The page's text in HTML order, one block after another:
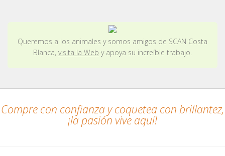
Queremos a los animales y somos amigos de SCAN Costa
Blanca, visita la Web y apoya su increíble trabajo.
Compre con confianza y coquetea con brillantez,
¡la pasión vive aquí!